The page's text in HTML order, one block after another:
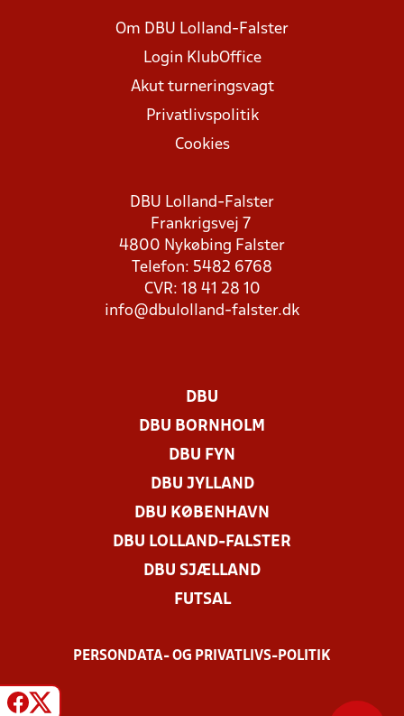
Om DBU Lolland-Falster
Login KlubOffice
Akut turneringsvagt
Privatlivspolitik
Cookies
DBU Lolland-Falster
Frankrigsvej 7
4800 Nykøbing Falster
Telefon: 5482 6768
CVR: 18 41 28 10
info@dbulolland-falster.dk
DBU
DBU BORNHOLM
DBU FYN
DBU JYLLAND
DBU KØBENHAVN
DBU LOLLAND-FALSTER
DBU SJÆLLAND
FUTSAL
PERSONDATA- OG PRIVATLIVS-POLITIK